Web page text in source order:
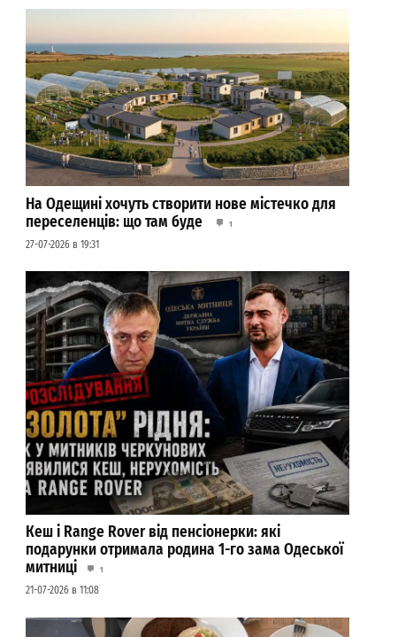
На Одещині хочуть створити нове містечко для
переселенців: що там буде
1
27-07-2026 в 19:31
Кеш і Range Rover від пенсіонерки: які
подарунки отримала родина 1-го зама Одеської
митниці
1
21-07-2026 в 11:08